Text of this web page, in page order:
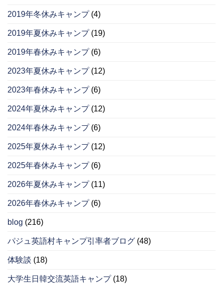
2019年冬休みキャンプ(4)
2019年夏休みキャンプ(19)
2019年春休みキャンプ(6)
2023年夏休みキャンプ(12)
2023年春休みキャンプ(6)
2024年夏休みキャンプ(12)
2024年春休みキャンプ(6)
2025年夏休みキャンプ(12)
2025年春休みキャンプ(6)
2026年夏休みキャンプ(11)
2026年春休みキャンプ(6)
blog (216)
パジュ英語村キャンプ引率者ブログ (48)
体験談 (18)
大学生日韓交流英語キャンプ(18)